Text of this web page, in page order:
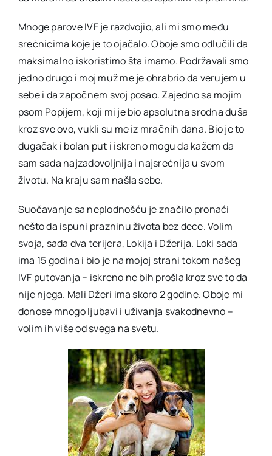
Mnoge parove IVF je razdvojio, ali mi smo među
srećnicima koje je to ojačalo. Oboje smo odlučili da
maksimalno iskoristimo šta imamo. Podržavali smo
jedno drugo i moj muž me je ohrabrio da verujem u
sebe i da započnem svoj posao. Zajedno sa mojim
psom Popijem, koji mi je bio apsolutna srodna duša
kroz sve ovo, vukli su me iz mračnih dana. Bio je to
dugačak i bolan put i iskreno mogu da kažem da
sam sada najzadovoljnija i najsrećnija u svom
životu. Na kraju sam našla sebe.
Suočavanje sa neplodnošću je značilo pronaći
nešto da ispuni prazninu života bez dece. Volim
svoja, sada dva terijera, Lokija i Džerija. Loki sada
ima 15 godina i bio je na mojoj strani tokom našeg
IVF putovanja – iskreno ne bih prošla kroz sve to da
nije njega. Mali Džeri ima skoro 2 godine. Oboje mi
donose mnogo ljubavi i uživanja svakodnevno –
volim ih više od svega na svetu.